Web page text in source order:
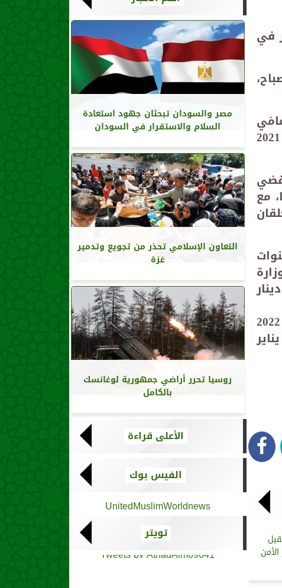
في
2022 و2023. كما شغل منصب رئيس الإدارة العامة للطيران المدني بين عامَي 2021
يقضي
طلال الخالد الصباح لمدة 14 عامًا، مع
حكمت بحبس الشيخ طلال الخالد 7 سنوات
وزارة
برد نحو 10 ملايين دينار
تولى الشيخ طلال الخالد منصب نائب رئيس مجلس الوزراء ووزير الدفاع من مارس 2022
مصر والسودان تبحثان جهود استعادة
السلام والاستقرار في السودان
التعاون الإسلامي تحذر من تجويع وتدمير
غزة
روسيا تحرر أراضي جمهورية لوغانسك
بالكامل
الأعلى قراءة
الفيس بوك
UnitedMuslimWorldnews
تويتر
Tweets by AthadAlm69641